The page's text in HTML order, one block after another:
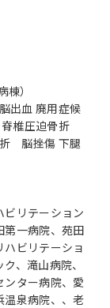
）
出血 廃用症候
椎圧迫骨折
折 脳挫傷 下腿
リテーション
第一病院、苑田
ビリテーショ
、滝山病院、
ター病院、愛
温泉病院、、老